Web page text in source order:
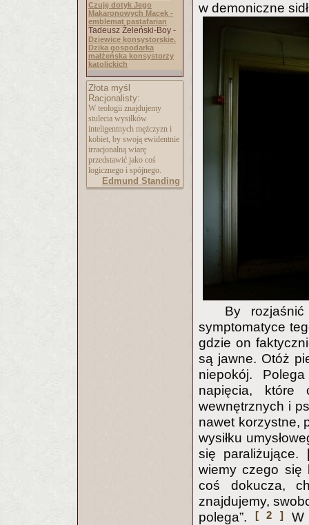
Czuję dotyk Jego
Makaronowych Macek -
emblemat pastafarian
Tadeusz Żeleński-Boy -
Dziewice konsystorskie.
Dzika gospodarka
małżeńska konsystorzy
katolickich
Złota myśl
Racjonalisty:
W teologii znajdujemy
stulecia wysiłków
inteligentnych mężczyzn i
kobiet, by swoją ewidentnie
irracjonalną wiarę
przedstawić jako coś
logicznego i spójnego.
Edmund Standing
w demoniczne
By
symptomatyce
gdzie on
są jawne. Otóż
niepokój.
napięcia, które
wewnętrznych i
nawet korzystne,
wysiłku
się paraliżujące.
wiemy czego się
coś dokucza,
znajdujemy,
polega”.
[ 2 ]
W